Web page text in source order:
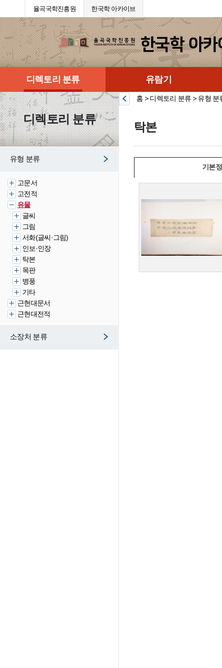
율곡국학진흥원 한국학 아카이브
디렉토리 분류 유람기
디렉토리 분류
유형 분류
고문서
고전적
유물
글씨
그림
서화(글씨·그림)
인보·인장
탁본
목판
병풍
기타
근현대문서
근현대전적
소장처 분류
홈 > 디렉토리 분류 > 유형 분
탁본
기본